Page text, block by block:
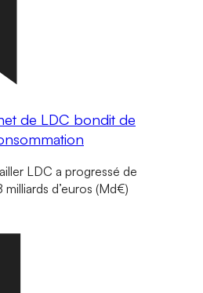
de LDC bondit de
LDC a progressé de
d’euros (Md€)